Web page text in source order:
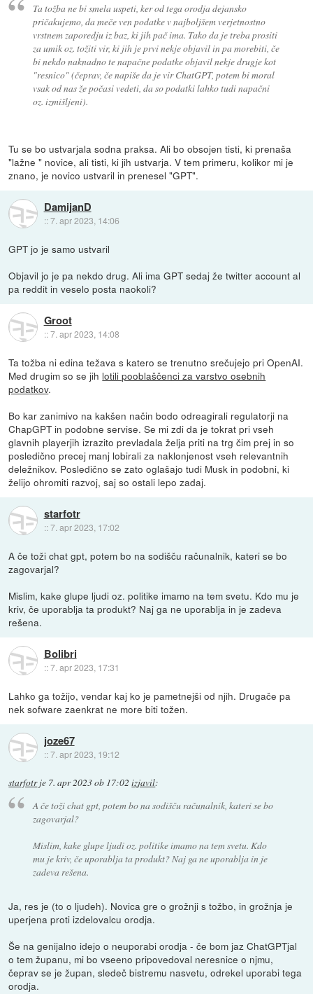
Ta tožba ne bi smela uspeti, ker od tega orodja dejansko
pričakujemo, da meče ven podatke v najboljšem verjetnostno
vrstnem zaporedju iz baz, ki jih pač ima. Tako da je treba prositi
za umik oz. tožiti vir, ki jih je prvi nekje objavil in pa morebiti, če
bi nekdo naknadno te napačne podatke objavil nekje drugje kot
"resnico" (čeprav, če napiše da je vir ChatGPT, potem bi moral
vsak od nas že počasi vedeti, da so podatki lahko tudi napačni
oz. izmišljeni).
Tu se bo ustvarjala sodna praksa. Ali bo obsojen tisti, ki prenaša
"lažne " novice, ali tisti, ki jih ustvarja. V tem primeru, kolikor mi je
znano, je novico ustvaril in prenesel "GPT".
DamijanD
::7. apr 2023, 14:06
GPT jo je samo ustvaril
Objavil jo je pa nekdo drug. Ali ima GPT sedaj že twitter account al
pa reddit in veselo posta naokoli?
Groot
::7. apr 2023, 14:08
Ta tožba ni edina težava s katero se trenutno srečujejo pri OpenAI.
Med drugim so se jih lotili pooblaščenci za varstvo osebnih
podatkov.
Bo kar zanimivo na kakšen način bodo odreagirali regulatorji na
ChapGPT in podobne servise. Se mi zdi da je tokrat pri vseh
glavnih playerjih izrazito prevladala želja priti na trg čim prej in so
posledično precej manj lobirali za naklonjenost vseh relevantnih
deležnikov. Posledično se zato oglašajo tudi Musk in podobni, ki
želijo ohromiti razvoj, saj so ostali lepo zadaj.
starfotr
::7. apr 2023, 17:02
A če toži chat gpt, potem bo na sodišču računalnik, kateri se bo
zagovarjal?
Mislim, kake glupe ljudi oz. politike imamo na tem svetu. Kdo mu je
kriv, če uporablja ta produkt? Naj ga ne uporablja in je zadeva
rešena.
Bolibri
::7. apr 2023, 17:31
Lahko ga tožijo, vendar kaj ko je pametnejši od njih. Drugače pa
nek sofware zaenkrat ne more biti tožen.
joze67
::7. apr 2023, 19:12
starfotrje 7. apr 2023 ob 17:02 izjavil:
A če toži chat gpt, potem bo na sodišču računalnik, kateri se bo
zagovarjal?
Mislim, kake glupe ljudi oz. politike imamo na tem svetu. Kdo
mu je kriv, če uporablja ta produkt? Naj ga ne uporablja in je
zadeva rešena.
Ja, res je (to o ljudeh). Novica gre o grožnji s tožbo, in grožnja je
uperjena proti izdelovalcu orodja.
Še na genijalno idejo o neuporabi orodja - če bom jaz ChatGPTjal
o tem županu, mi bo vseeno pripovedoval neresnice o njmu,
čeprav se je župan, sledeč bistremu nasvetu, odrekel uporabi tega
orodja.